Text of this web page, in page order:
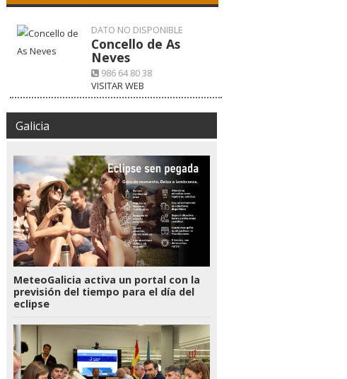
DATO NO DISPONIBLE
Concello de As
Neves
986 64 80 38
VISITAR WEB
Galicia
MeteoGalicia activa un portal con la
previsión del tiempo para el día del
eclipse